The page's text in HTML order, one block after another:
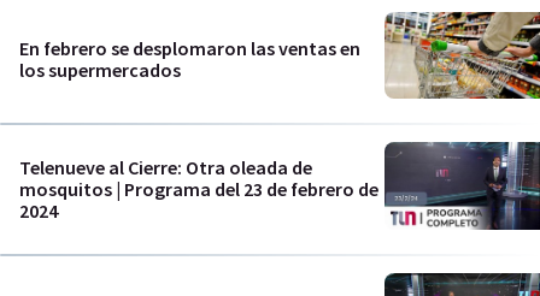
En febrero se desplomaron las ventas en
los supermercados
Telenueve al Cierre: Otra oleada de
mosquitos | Programa del 23 de febrero de
2024